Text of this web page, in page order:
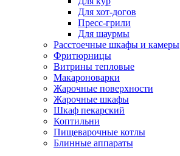
Для хот-догов
Пресс-грили
Для шаурмы
Расстоечные шкафы и камеры
Фритюрницы
Витрины тепловые
Макароноварки
Жарочные поверхности
Жарочные шкафы
Шкаф пекарский
Коптильни
Пищеварочные котлы
Блинные аппараты